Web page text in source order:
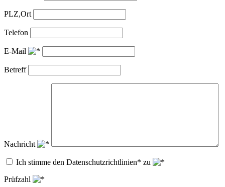
PLZ,Ort
Telefon
E-Mail
Betreff
Nachricht
Ich stimme den Datenschutzrichtlinien* zu
Prüfzahl